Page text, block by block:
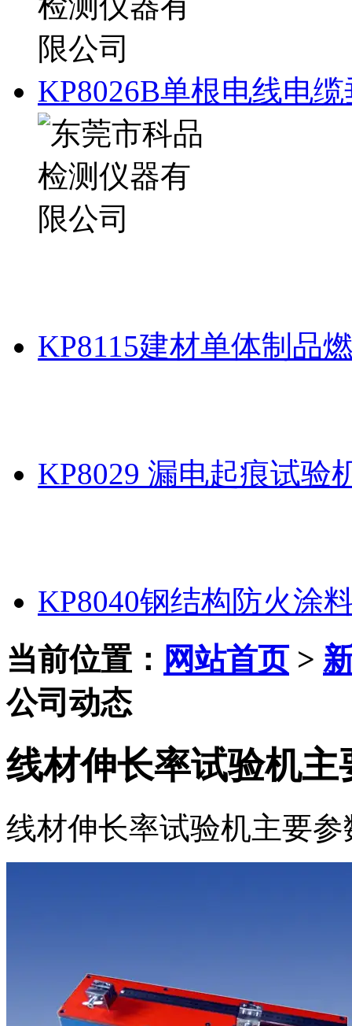
KP8026B单根电线电
KP8115建材单体制品
KP8029 漏电起痕试验
KP8040钢结构防火涂
当前位置： 网站首页>
公司动态
线材伸长率试验机
线材伸长率试验机主要